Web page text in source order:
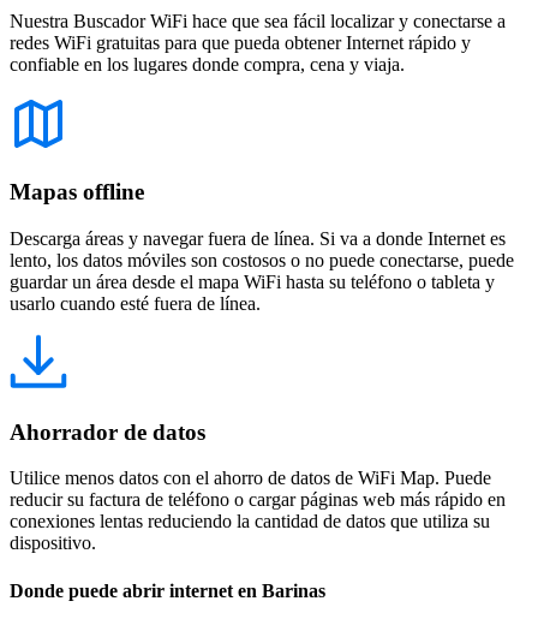
Nuestra Buscador WiFi hace que sea fácil localizar y conectarse a
redes WiFi gratuitas para que pueda obtener Internet rápido y
confiable en los lugares donde compra, cena y viaja.
Mapas offline
Descarga áreas y navegar fuera de línea. Si va a donde Internet es
lento, los datos móviles son costosos o no puede conectarse, puede
guardar un área desde el mapa WiFi hasta su teléfono o tableta y
usarlo cuando esté fuera de línea.
Ahorrador de datos
Utilice menos datos con el ahorro de datos de WiFi Map. Puede
reducir su factura de teléfono o cargar páginas web más rápido en
conexiones lentas reduciendo la cantidad de datos que utiliza su
dispositivo.
Donde puede abrir internet en Barinas